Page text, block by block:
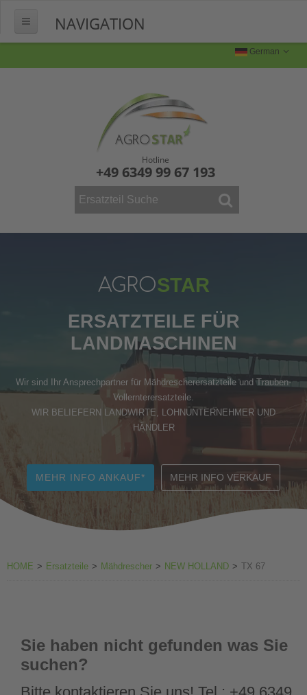
German
Hotline
+49 6349 99 67 193
NAVIGATION
Zubehör Weinbau
AGROSTAR
ERSATZTEILE FÜR
LANDMASCHINEN
Wir sind Ihr Ansprechpartner für Mähdrescherersatzteile und Trauben-
Vollernterersatzteile.
WIR BELIEFERN LANDWIRTE, LOHNUNTERNEHMER UND
HÄNDLER
MEHR INFO ANKAUF* MEHR INFO VERKAUF
HOME > Ersatzteile > Mähdrescher > NEW HOLLAND > TX 67
Sie haben nicht gefunden was Sie
suchen?